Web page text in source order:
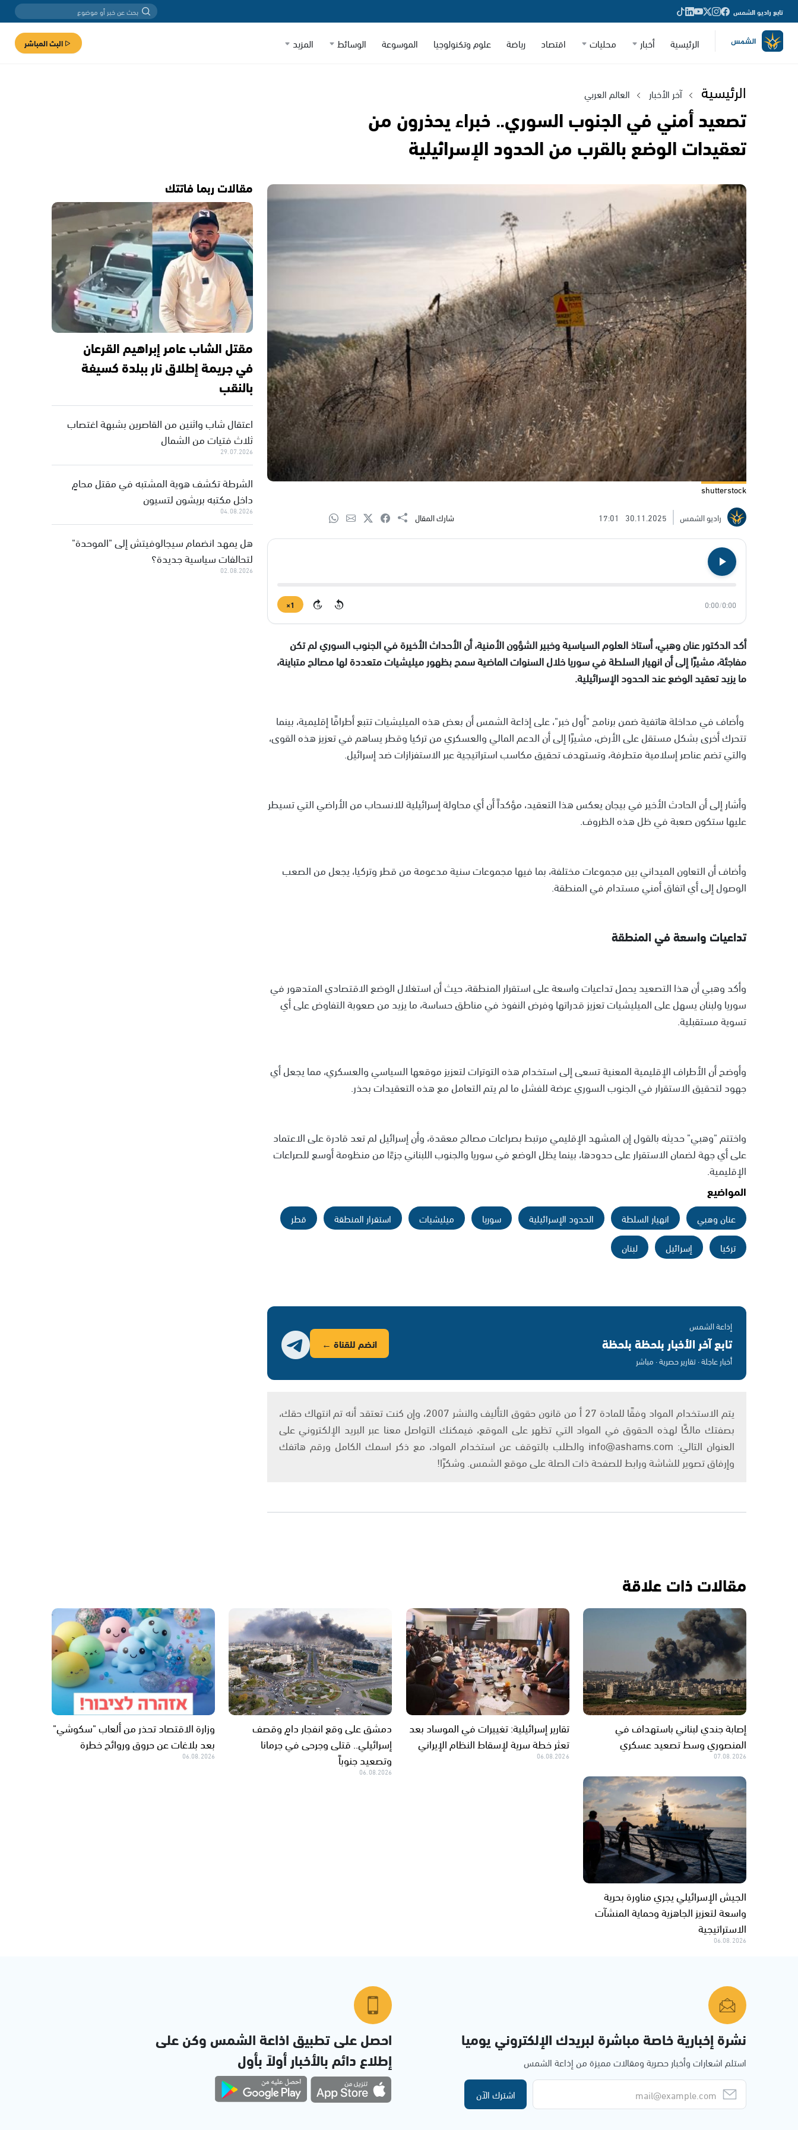
تابع راديو الشمس
الرئيسية أخبار محليات اقتصاد رياضة علوم وتكنولوجيا الموسوعة الوسائط المزيد البث المباشر
الرئيسية آخر الأخبار العالم العربي
تصعيد أمني في الجنوب السوري.. خبراء يحذرون من
تعقيدات الوضع بالقرب من الحدود الإسرائيلية
shutterstock
راديو الشمس
30.11.2025
17:01 شارك المقال
0:00
/
0:00
15
15
1×
أكد الدكتور عنان وهبي، أستاذ العلوم السياسية وخبير الشؤون الأمنية، أن الأحداث الأخيرة في الجنوب السوري لم تكن
مفاجئة، مشيرًا إلى أن انهيار السلطة في سوريا خلال السنوات الماضية سمح بظهور ميليشيات متعددة لها مصالح متباينة،
ما يزيد تعقيد الوضع عند الحدود الإسرائيلية.
وأضاف في مداخلة هاتفية ضمن برنامج "أول خبر"، على إذاعة الشمس أن بعض هذه الميليشيات تتبع أطرافًا إقليمية، بينما
تتحرك أخرى بشكل مستقل على الأرض، مشيرًا إلى أن الدعم المالي والعسكري من تركيا وقطر يساهم في تعزيز هذه القوى،
والتي تضم عناصر إسلامية متطرفة، وتستهدف تحقيق مكاسب استراتيجية عبر الاستفزازات ضد إسرائيل.
وأشار إلى أن الحادث الأخير في بيجان يعكس هذا التعقيد، مؤكداً أن أي محاولة إسرائيلية للانسحاب من الأراضي التي تسيطر
عليها ستكون صعبة في ظل هذه الظروف.
وأضاف أن التعاون الميداني بين مجموعات مختلفة، بما فيها مجموعات سنية مدعومة من قطر وتركيا، يجعل من الصعب
الوصول إلى أي اتفاق أمني مستدام في المنطقة.
تداعيات واسعة في المنطقة
وأكد وهبي أن هذا التصعيد يحمل تداعيات واسعة على استقرار المنطقة، حيث أن استغلال الوضع الاقتصادي المتدهور في
سوريا ولبنان يسهل على الميليشيات تعزيز قدراتها وفرض النفوذ في مناطق حساسة، ما يزيد من صعوبة التفاوض على أي
تسوية مستقبلية.
وأوضح أن الأطراف الإقليمية المعنية تسعى إلى استخدام هذه التوترات لتعزيز موقعها السياسي والعسكري، مما يجعل أي
جهود لتحقيق الاستقرار في الجنوب السوري عرضة للفشل ما لم يتم التعامل مع هذه التعقيدات بحذر.
واختتم "وهبي" حديثه بالقول إن المشهد الإقليمي مرتبط بصراعات مصالح معقدة، وأن إسرائيل لم تعد قادرة على الاعتماد
على أي جهة لضمان الاستقرار على حدودها، بينما يظل الوضع في سوريا والجنوب اللبناني جزءًا من منظومة أوسع للصراعات
الإقليمية.
المواضيع
عنان وهبي انهيار السلطة الحدود الإسرائيلية سوريا ميليشيات استقرار المنطقة
قطر
تركيا
إسرائيل لبنان
إذاعة الشمس
تابع آخر الأخبار بلحظة بلحظة
أخبار عاجلة · تقارير حصرية · مباشر
انضم للقناة ←
يتم الاستخدام المواد وفقًا للمادة 27 أ من قانون حقوق التأليف والنشر 2007، وإن كنت تعتقد أنه تم انتهاك حقك،
بصفتك مالكًا لهذه الحقوق في المواد التي تظهر على الموقع، فيمكنك التواصل معنا عبر البريد الإلكتروني على
العنوان التالي: info@ashams.com والطلب بالتوقف عن استخدام المواد، مع ذكر اسمك الكامل ورقم هاتفك
وإرفاق تصوير للشاشة ورابط للصفحة ذات الصلة على موقع الشمس. وشكرًا!
مقالات ربما فاتتك
مقتل الشاب عامر إبراهيم القرعان
في جريمة إطلاق نار ببلدة كسيفة
بالنقب
اعتقال شاب واثنين من القاصرين بشبهة اغتصاب
ثلاث فتيات من الشمال
29.07.2026
الشرطة تكشف هوية المشتبه في مقتل محامٍ
داخل مكتبه بريشون لتسيون
04.08.2026
هل يمهد انضمام سيجالوفيتش إلى "الموحدة"
لتحالفات سياسية جديدة؟
02.08.2026
مقالات ذات علاقة
إصابة جندي لبناني باستهداف في
المنصوري وسط تصعيد عسكري
07.08.2026
تقارير إسرائيلية: تغييرات في الموساد بعد
تعثر خطة سرية لإسقاط النظام الإيراني
06.08.2026
دمشق على وقع انفجار دامٍ وقصف
إسرائيلي.. قتلى وجرحى في جرمانا
وتصعيد جنوباً
06.08.2026
وزارة الاقتصاد تحذر من ألعاب "سكوشي"
بعد بلاغات عن حروق وروائح خطرة
06.08.2026
الجيش الإسرائيلي يجري مناورة بحرية
واسعة لتعزيز الجاهزية وحماية المنشآت
الاستراتيجية
06.08.2026
نشرة إخبارية خاصة مباشرة لبريدك الإلكتروني يوميا
استلم اشعارات وأخبار حصرية ومقالات مميزة من إذاعة الشمس
اشترك الآن
احصل على تطبيق اذاعة الشمس وكن على
إطلاع دائم بالأخبار أولاً بأول